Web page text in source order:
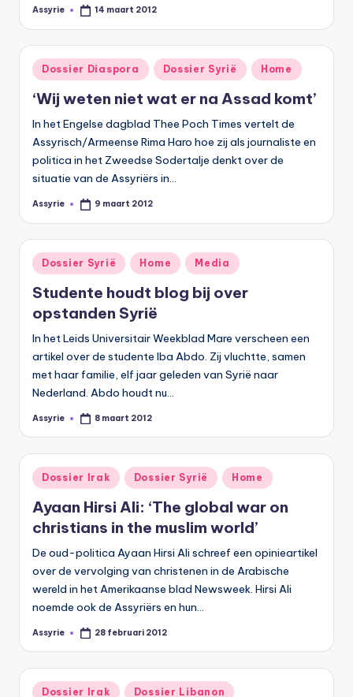
d
Geplaatst
Assyrie 14 maart 2012
Geplaatst
in
Dossier Diaspora Dossier Syrië Home
‘Wij weten niet wat er na Assad komt’
In het Engelse dagblad Thee Poch Times vertelt de
Assyrisch/Armeense Rima Haro hoe zij als journaliste en
politica in het Zweedse Sodertalje denkt over de
situatie van de Assyriërs in…
Geplaatst
Assyrie 9 maart 2012
Geplaatst
in
Dossier Syrië Home Media
Studente houdt blog bij over
opstanden Syrië
In het Leids Universitair Weekblad Mare verscheen een
artikel over de studente Iba Abdo. Zij vluchtte, samen
met haar familie, elf jaar geleden van Syrië naar
Nederland. Abdo houdt nu…
Geplaatst
Assyrie 8 maart 2012
Geplaatst
in
Dossier Irak Dossier Syrië Home
Ayaan Hirsi Ali: ‘The global war on
christians in the muslim world’
De oud-politica Ayaan Hirsi Ali schreef een opinieartikel
over de vervolging van christenen in de Arabische
wereld in het Amerikaanse blad Newsweek. Hirsi Ali
noemde ook de Assyriërs en hun…
Geplaatst
Assyrie 28 februari 2012
Geplaatst
Dossier Irak Dossier Libanon